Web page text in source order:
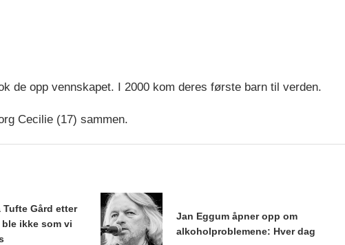
de opp vennskapet. I 2000 kom deres første barn til verden.
Cecilie (17) sammen.
Gård etter
ikke som vi
Jan Eggum åpner opp om
alkoholproblemene: Hver dag